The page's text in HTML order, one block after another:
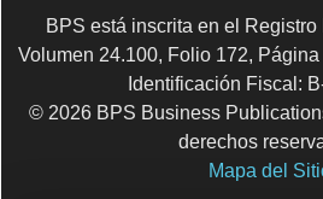
BPS está inscrita en el
Volumen 24.100, Folio 172,
Identificación Fiscal:
© 2026 BPS Business
derechos
Mapa del